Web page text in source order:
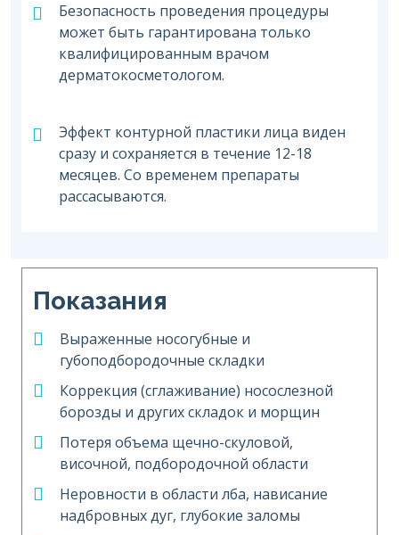
Безопасность проведения процедуры
может быть гарантирована только
квалифицированным врачом
дерматокосметологом.
Эффект контурной пластики лица виден
сразу и сохраняется в течение 12-18
месяцев. Со временем препараты
рассасываются.
Показания
Выраженные носогубные и
губоподбородочные складки
Коррекция (сглаживание) носослезной
борозды и других складок и морщин
Потеря объема щечно-скуловой,
височной, подбородочной области
Неровности в области лба, нависание
надбровных дуг, глубокие заломы